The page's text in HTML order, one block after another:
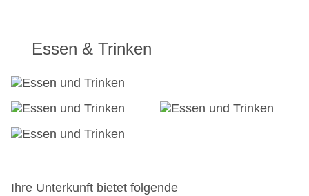
Essen & Trinken
Ihre Unterkunft bietet folgende